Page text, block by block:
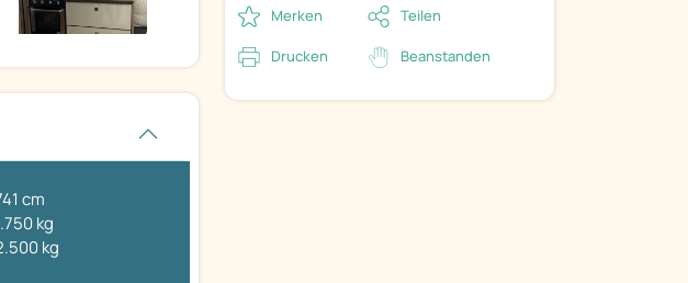
cm
kg
kg
Merken Teilen
Drucken Beanstanden